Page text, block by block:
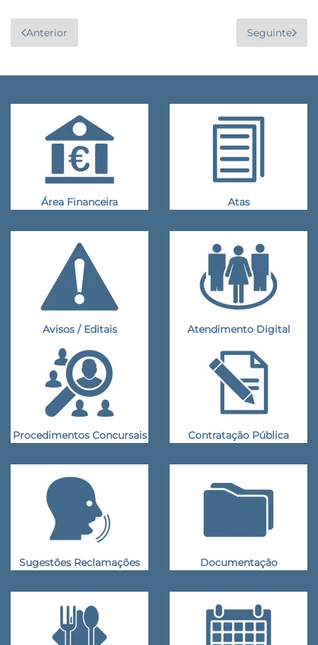
Anterior Seguinte
Área Financeira Atas
Avisos / Editais Atendimento Digital
Procedimentos Concursais Contratação Pública
Sugestões Reclamações Documentação